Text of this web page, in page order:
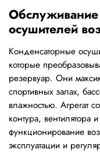
осушителей
Конденсаторные
которые
резервуар. Они
спортивных залах,
влажностью. Агрегат
контура, вентилятора
функционирование
эксплуатации и